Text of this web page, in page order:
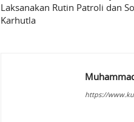
Laksanakan Rutin Patroli dan
Karhutla
https://